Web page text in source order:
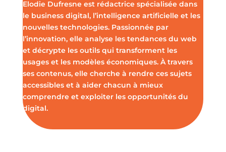
Elodie Dufresne est rédactrice spécialisée dans
le business digital, l’intelligence artificielle et les
nouvelles technologies. Passionnée par
l’innovation, elle analyse les tendances du web
et décrypte les outils qui transforment les
usages et les modèles économiques. À travers
ses contenus, elle cherche à rendre ces sujets
accessibles et à aider chacun à mieux
comprendre et exploiter les opportunités du
digital.